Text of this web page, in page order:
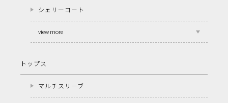
シェリーコート
view more
トップス
マルチスリーブ